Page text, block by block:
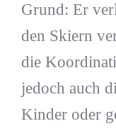
Grund: Er
den Skiern
die
jedoch auch
Kinder oder